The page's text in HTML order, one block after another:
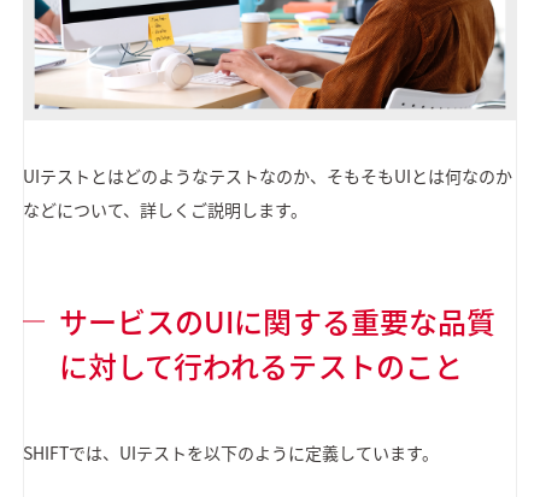
UIテストとはどのようなテストなのか、そもそもUIとは何なのか
などについて、詳しくご説明します。
サービスのUIに関する重要な品質
に対して行われるテストのこと
SHIFTでは、UIテストを以下のように定義しています。